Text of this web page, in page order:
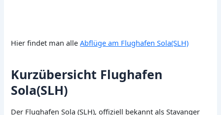
Hier findet man alleAbflüge am Flughafen Sola(SLH)
Kurzübersicht Flughafen
Sola(SLH)
Der Flughafen Sola (SLH), offiziell bekannt als Stavanger